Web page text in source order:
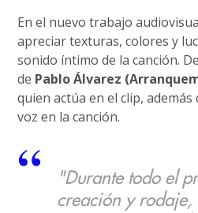
En el nuevo trabajo
apreciar texturas, colores y
sonido íntimo de la canción.
de Pablo Álvarez
quien actúa en el clip,
voz en la canción.
"Durante todo el
creación y rodaje,